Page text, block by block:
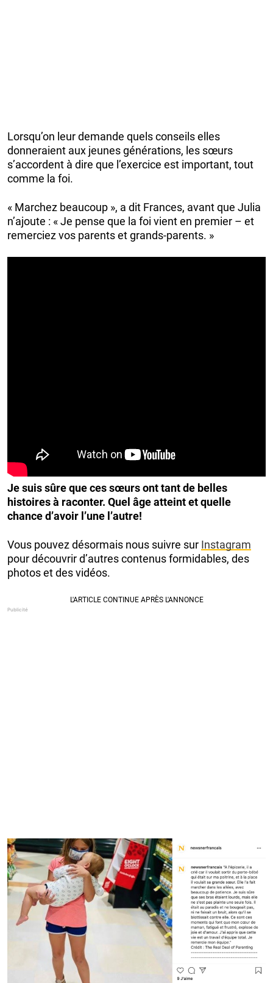
Lorsqu’on leur demande quels conseils elles
donneraient aux jeunes générations, les sœurs
s’accordent à dire que l’exercice est important, tout
comme la foi.
« Marchez beaucoup », a dit Frances, avant que Julia
n’ajoute : « Je pense que la foi vient en premier – et
remerciez vos parents et grands-parents. »
Je suis sûre que ces sœurs ont tant de belles
histoires à raconter. Quel âge atteint et quelle
chance d’avoir l’une l’autre!
Vous pouvez désormais nous suivre sur Instagram
pour découvrir d’autres contenus formidables, des
photos et des vidéos.